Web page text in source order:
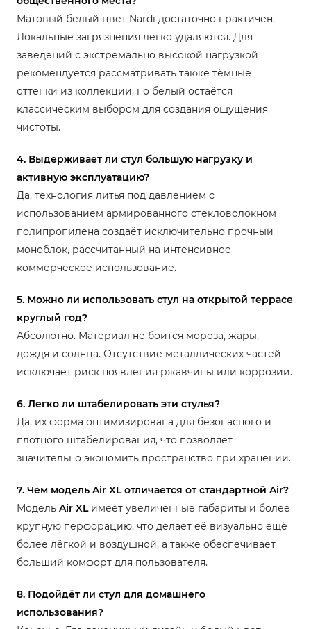
Матовый белый цвет Nardi достаточно практичен.
Локальные загрязнения легко удаляются. Для
заведений с экстремально высокой нагрузкой
рекомендуется рассматривать также тёмные
оттенки из коллекции, но белый остаётся
классическим выбором для создания ощущения
чистоты.
4. Выдерживает ли стул большую нагрузку и
активную эксплуатацию?
Да, технология литья под давлением с
использованием армированного стекловолокном
полипропилена создаёт исключительно прочный
моноблок, рассчитанный на интенсивное
коммерческое использование.
5. Можно ли использовать стул на открытой террасе
круглый год?
Абсолютно. Материал не боится мороза, жары,
дождя и солнца. Отсутствие металлических частей
исключает риск появления ржавчины или коррозии.
6. Легко ли штабелировать эти стулья?
Да, их форма оптимизирована для безопасного и
плотного штабелирования, что позволяет
значительно экономить пространство при хранении.
7. Чем модель Air XL отличается от стандартной Air?
Модель Air XLимеет увеличенные габариты и более
крупную перфорацию, что делает её визуально ещё
более лёгкой и воздушной, а также обеспечивает
больший комфорт для пользователя.
8. Подойдёт ли стул для домашнего
использования?